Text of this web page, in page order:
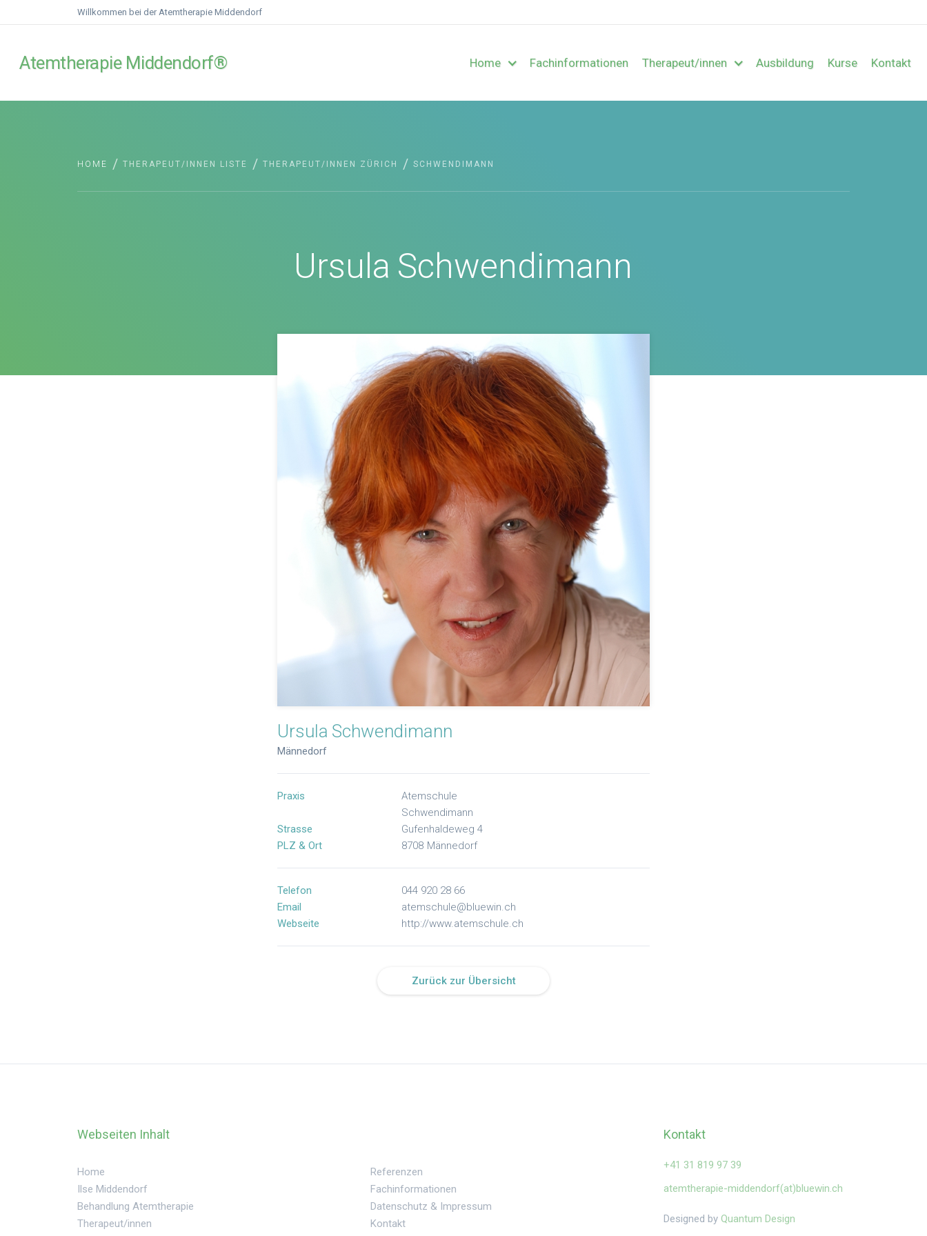
Willkommen bei der Atemtherapie Middendorf
Atemtherapie Middendorf® Home Fachinformationen Therapeut/innen Ausbildung Kurse Kontakt
HOME THERAPEUT/INNEN LISTE
/ THERAPEUT/INNEN ZÜRICH
/ SCHWENDIMANN
/
Ursula Schwendimann
Ursula Schwendimann
Männedorf
Praxis
Atemschule
Schwendimann
Strasse
Gufenhaldeweg 4
PLZ & Ort
8708 Männedorf
Telefon
044 920 28 66
Email
atemschule@bluewin.ch
Webseite
http://www.atemschule.ch
Zurück zur Übersicht
Webseiten Inhalt
Home
Ilse Middendorf
Behandlung Atemtherapie
Therapeut/innen
Referenzen
Fachinformationen
Datenschutz & Impressum
Kontakt
Kontakt
‍+41 31 819 97 39
atemtherapie-middendorf(at)bluewin.ch
Designed by Quantum Design